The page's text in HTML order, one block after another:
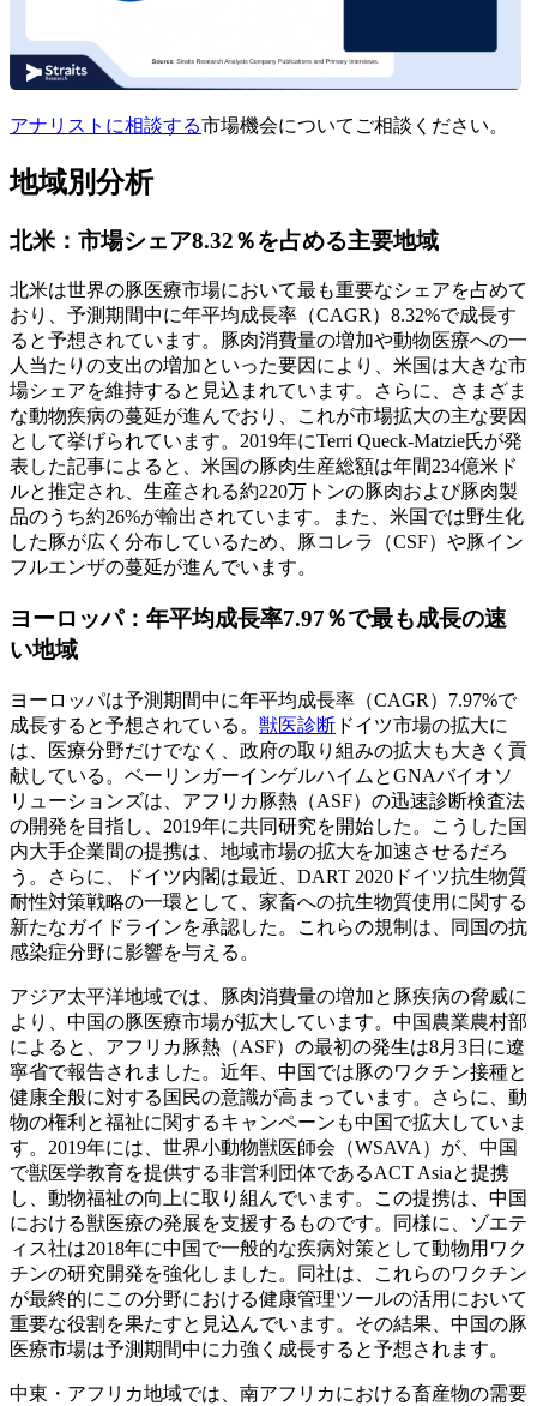
アナリストに相談する市場機会についてご相談ください。
地域別分析
北米：市場シェア8.32％を占める主要地域
北米は世界の豚医療市場において最も重要なシェアを占めて
おり、予測期間中に年平均成長率（CAGR）8.32%で成長す
ると予想されています。豚肉消費量の増加や動物医療への一
人当たりの支出の増加といった要因により、米国は大きな市
場シェアを維持すると見込まれています。さらに、さまざま
な動物疾病の蔓延が進んでおり、これが市場拡大の主な要因
として挙げられています。2019年にTerri Queck-Matzie氏が発
表した記事によると、米国の豚肉生産総額は年間234億米ド
ルと推定され、生産される約220万トンの豚肉および豚肉製
品のうち約26%が輸出されています。また、米国では野生化
した豚が広く分布しているため、豚コレラ（CSF）や豚イン
フルエンザの蔓延が進んでいます。
ヨーロッパ：年平均成長率7.97％で最も成長の速
い地域
ヨーロッパは予測期間中に年平均成長率（CAGR）7.97%で
成長すると予想されている。 獣医診断 ドイツ市場の拡大に
は、医療分野だけでなく、政府の取り組みの拡大も大きく貢
献している。ベーリンガーインゲルハイムとGNAバイオソ
リューションズは、アフリカ豚熱（ASF）の迅速診断検査法
の開発を目指し、2019年に共同研究を開始した。こうした国
内大手企業間の提携は、地域市場の拡大を加速させるだろ
う。さらに、ドイツ内閣は最近、DART 2020ドイツ抗生物質
耐性対策戦略の一環として、家畜への抗生物質使用に関する
新たなガイドラインを承認した。これらの規制は、同国の抗
感染症分野に影響を与える。
アジア太平洋地域では、豚肉消費量の増加と豚疾病の脅威に
より、中国の豚医療市場が拡大しています。中国農業農村部
によると、アフリカ豚熱（ASF）の最初の発生は8月3日に遼
寧省で報告されました。近年、中国では豚のワクチン接種と
健康全般に対する国民の意識が高まっています。さらに、動
物の権利と福祉に関するキャンペーンも中国で拡大していま
す。2019年には、世界小動物獣医師会（WSAVA）が、中国
で獣医学教育を提供する非営利団体であるACT Asiaと提携
し、動物福祉の向上に取り組んでいます。この提携は、中国
における獣医療の発展を支援するものです。同様に、ゾエテ
ィス社は2018年に中国で一般的な疾病対策として動物用ワク
チンの研究開発を強化しました。同社は、これらのワクチン
が最終的にこの分野における健康管理ツールの活用において
重要な役割を果たすと見込んでいます。その結果、中国の豚
医療市場は予測期間中に力強く成長すると予想されます。
中東・アフリカ地域では、南アフリカにおける畜産物の需要